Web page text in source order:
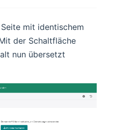
mit identischem
der Schaltfläche
nun übersetzt